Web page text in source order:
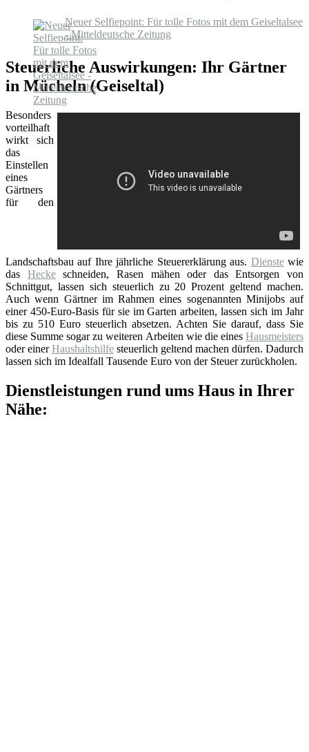
Neuer Selfiepoint: Für tolle Fotos mit dem Geiseltalsee
- Mitteldeutsche Zeitung
Steuerliche Auswirkungen: Ihr Gärtner
in Mücheln (Geiseltal)
Besonders
vorteilhaft
wirkt sich
das
Einstellen
eines
Gärtners
für den
Landschaftsbau auf Ihre jährliche Steuererklärung aus. Dienstewie
das Heckeschneiden, Rasen mähen oder das Entsorgen von
Schnittgut, lassen sich steuerlich zu 20 Prozent geltend machen.
Auch wenn Gärtner im Rahmen eines sogenannten Minijobs auf
einer 450-Euro-Basis für sie im Garten arbeiten, lassen sich im Jahr
bis zu 510 Euro steuerlich absetzen. Achten Sie darauf, dass Sie
diese Summe sogar zu weiteren Arbeiten wie die eines Hausmeisters
oder einerHaushaltshilfe steuerlich geltend machen dürfen. Dadurch
lassen sich im Idealfall Tausende Euro von der Steuer zurückholen.
Dienstleistungen rund ums Haus in Ihrer
Nähe: